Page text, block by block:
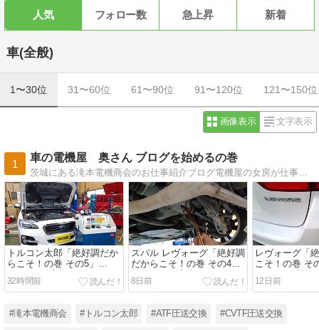
人気 フォロー数 急上昇 新着
車(全般)
1〜30位 31〜60位 61〜90位 91〜120位 121〜150位
画像表示 文字表示
1
車の電機屋 奥さん ブログを始めるの巻
トルコン太郎「絶好調だか
らこそ！の巻 その5」
CVTF圧送交換
32時間前
スバル レヴォーグ「絶好調
だからこそ！の巻 その4」
デフオイル交換
8日前
レヴォーグ「
こそ！の巻 そ
ーライン洗浄
12日前
#滝本電機商会 #トルコン太郎 #ATF圧送交換 #CVTF圧送交換